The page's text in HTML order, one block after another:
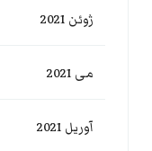
ژوئن 2021
می 2021
آوریل 2021